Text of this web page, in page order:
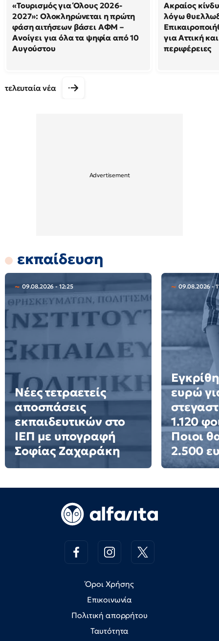
«Τουρισμός για Όλους 2026-
2027»: Ολοκληρώνεται η πρώτη
φάση αιτήσεων βάσει ΑΦΜ –
Ανοίγει για όλα τα ψηφία από 10
Αυγούστου
Ακραίος
λόγω
για Αττική
περιφέρειες
τελευταία νέα
εκπαίδευση
09.08.2026 - 12:25
Νέες τετραετείς
αποσπάσεις
εκπαιδευτικών στο
ΙΕΠ με υπογραφή
Σοφίας Ζαχαράκη
09.08.2026 -
ευρώ
1.120
Ποιοι
2.500
Όροι Χρήσης
Επικοινωνία
Πολιτική απορρήτου
Ταυτότητα